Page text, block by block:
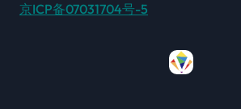
京ICP备07031704号-5